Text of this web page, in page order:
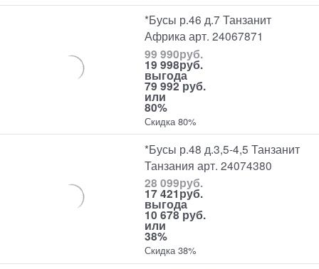
*Бусы р.46 д.7 Танзанит
Африка арт. 24067871
99 990руб.
19 998руб.
выгода
79 992 руб.
или
80%
Скидка 80%
*Бусы р.48 д.3,5-4,5 Танзанит
Танзания арт. 24074380
28 099руб.
17 421руб.
выгода
10 678 руб.
или
38%
Скидка 38%